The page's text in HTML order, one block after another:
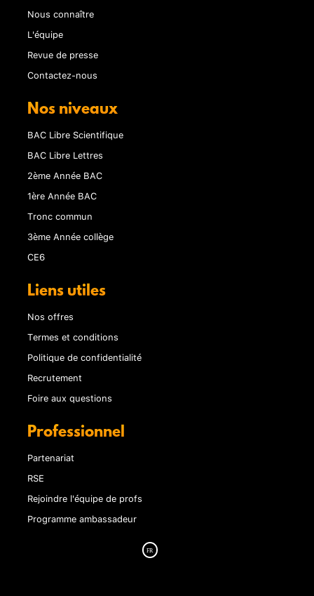
Nous connaître
L'équipe
Revue de presse
Contactez-nous
Nos niveaux
BAC Libre Scientifique
BAC Libre Lettres
2ème Année BAC
1ère Année BAC
Tronc commun
3ème Année collège
CE6
Liens utiles
Nos offres
Termes et conditions
Politique de confidentialité
Recrutement
Foire aux questions
Professionnel
Partenariat
RSE
Rejoindre l'équipe de profs
Programme ambassadeur